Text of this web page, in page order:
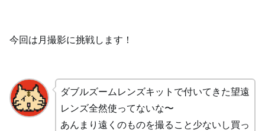
今回は月撮影に挑戦します！
ダブルズームレンズキットで付いてきた望遠
レンズ全然使ってないな〜
あんまり遠くのものを撮ること少ないし買っ